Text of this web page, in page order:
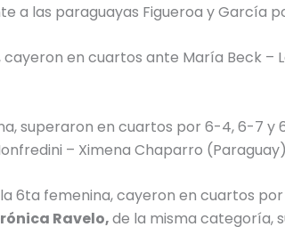
a las paraguayas Figueroa y García
en cuartos ante María Beck –
superaron en cuartos por 6-4, 6-7 y
– Ximena Chaparro
6ta femenina, cayeron en cuartos
Ravelo,de la misma categoría,